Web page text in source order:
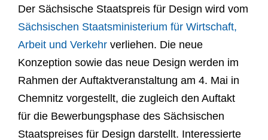
Der Sächsische Staatspreis für Design wird vom
Sächsischen Staatsministerium für Wirtschaft,
Arbeit und Verkehrverliehen. Die neue
Konzeption sowie das neue Design werden im
Rahmen der Auftaktveranstaltung am 4. Mai in
Chemnitz vorgestellt, die zugleich den Auftakt
für die Bewerbungsphase des Sächsischen
Staatspreises für Design darstellt. Interessierte